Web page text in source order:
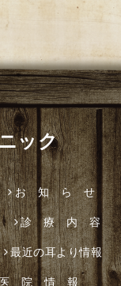
ック
お 知 ら せ
診 療 内 容
最近の耳より情報
医 院 情 報